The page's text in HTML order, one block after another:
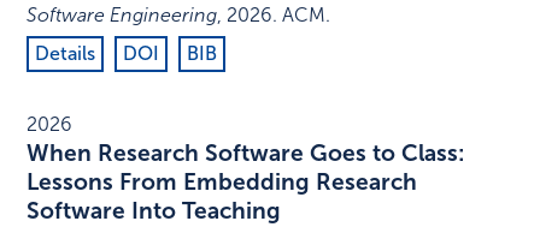
Software Engineering, 2026.ACM.
Details
DOI BIB
2026
When Research Software Goes to Class:
Lessons From Embedding Research
Software Into Teaching